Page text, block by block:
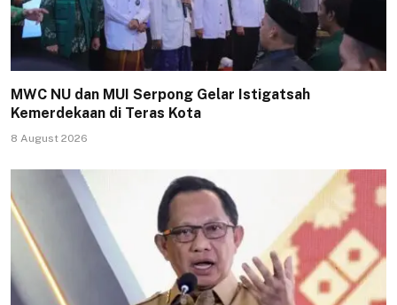
MWC NU dan MUI Serpong Gelar Istigatsah
Kemerdekaan di Teras Kota
8 August 2026